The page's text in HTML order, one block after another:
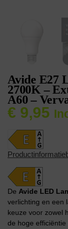
Avide E27
2700K –
A60 –
€ 9,95
De Avide LED
verlichting en een
keuze voor zowel
de hoge efficiëntie